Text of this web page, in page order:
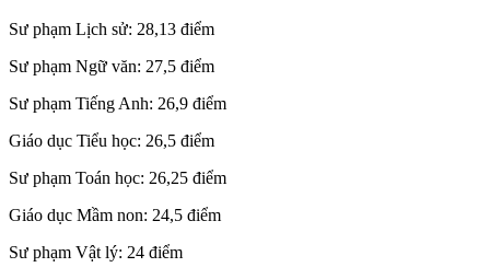
Sư phạm Lịch sử: 28,13 điểm
Sư phạm Ngữ văn: 27,5 điểm
Sư phạm Tiếng Anh: 26,9 điểm
Giáo dục Tiểu học: 26,5 điểm
Sư phạm Toán học: 26,25 điểm
Giáo dục Mầm non: 24,5 điểm
Sư phạm Vật lý: 24 điểm